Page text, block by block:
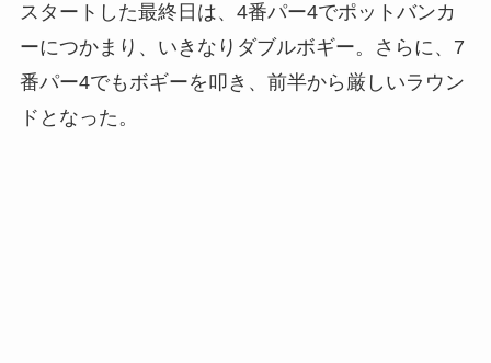
スタートした最終日は、4番パー4でポットバンカ
ーにつかまり、いきなりダブルボギー。さらに、7
番パー4でもボギーを叩き、前半から厳しいラウン
ドとなった。